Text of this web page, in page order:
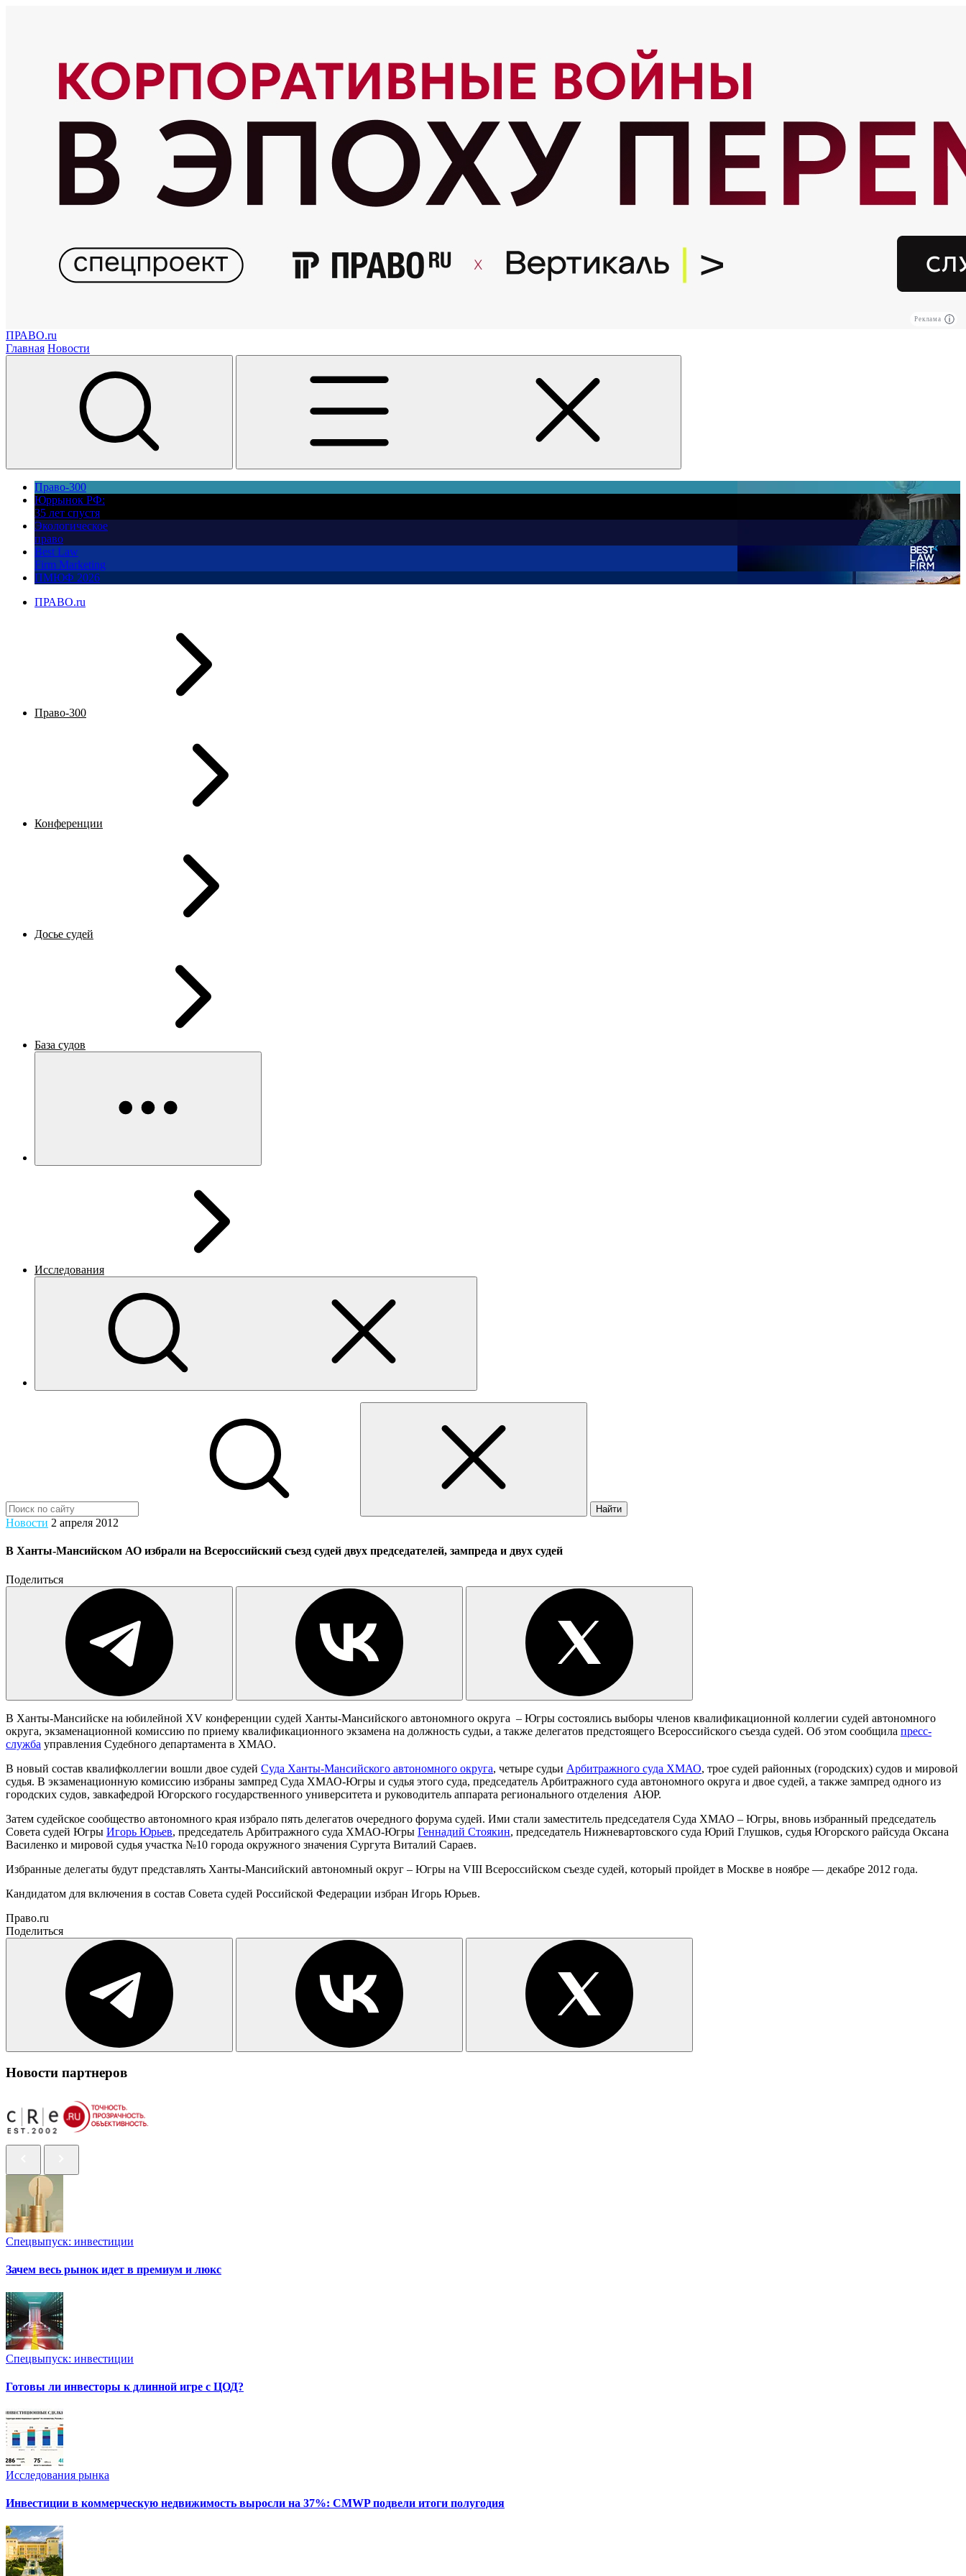
Реклама
ПРАВО.ru
Главная Новости
Право-300
Юррынок РФ:
35 лет спустя
Экологическое
право
Best Law
Firm Marketing
ПМЮФ 2026
ПРАВО.ru
Право-300
Конференции
Досье судей
База судов
Исследования
Найти
Новости 2 апреля 2012
В Ханты-Мансийском АО избрали на Всероссийский съезд судей двух председателей, зампреда и двух судей
Поделиться
В Ханты-Мансийске на юбилейной XV конференции судей Ханты-Мансийского автономного округа – Югры состоялись выборы членов квалификационной коллегии судей автономного
округа, экзаменационной комиссию по приему квалификационного экзамена на должность судьи, а также делегатов предстоящего Всероссийского съезда судей. Об этом сообщила пресс-
служба управления Судебного департамента в ХМАО.
В новый состав квалифколлегии вошли двое судей Суда Ханты-Мансийского автономного округа, четыре судьи Арбитражного суда ХМАО, трое судей районных (городских) судов и мировой
судья. В экзаменационную комиссию избраны зампред Суда ХМАО-Югры и судья этого суда, председатель Арбитражного суда автономного округа и двое судей, а также зампред одного из
городских судов, завкафедрой Югорского государственного университета и руководитель аппарата регионального отделения АЮР.
Затем судейское сообщество автономного края избрало пять делегатов очередного форума судей. Ими стали заместитель председателя Суда ХМАО – Югры, вновь избранный председатель
Совета судей Югры Игорь Юрьев, председатель Арбитражного суда ХМАО-Югры Геннадий Стоякин, председатель Нижневартовского суда Юрий Глушков, судья Югорского райсуда Оксана
Василенко и мировой судья участка №10 города окружного значения Сургута Виталий Сараев.
Избранные делегаты будут представлять Ханты-Мансийский автономный округ – Югры на VIII Всероссийском съезде судей, который пройдет в Москве в ноябре — декабре 2012 года.
Кандидатом для включения в состав Совета судей Российской Федерации избран Игорь Юрьев.
Право.ru
Поделиться
Новости партнеров
Спецвыпуск: инвестиции
Зачем весь рынок идет в премиум и люкс
Спецвыпуск: инвестиции
Готовы ли инвесторы к длинной игре с ЦОД?
Исследования рынка
Инвестиции в коммерческую недвижимость выросли на 37%: CMWP подвели итоги полугодия